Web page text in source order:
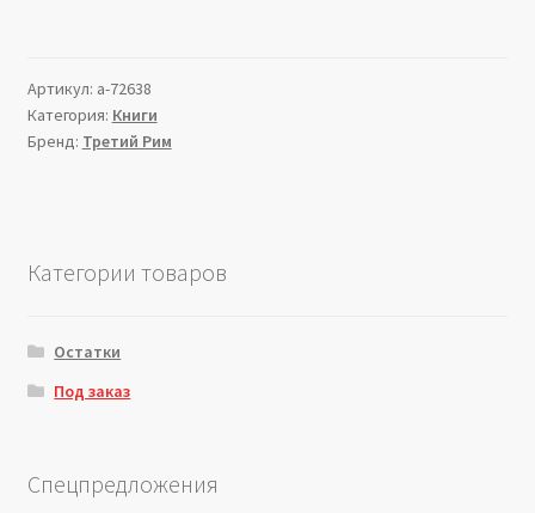
Артикул: a-72638
Категория: Книги
Бренд: Третий Рим
Категории товаров
Остатки
Под заказ
Спецпредложения